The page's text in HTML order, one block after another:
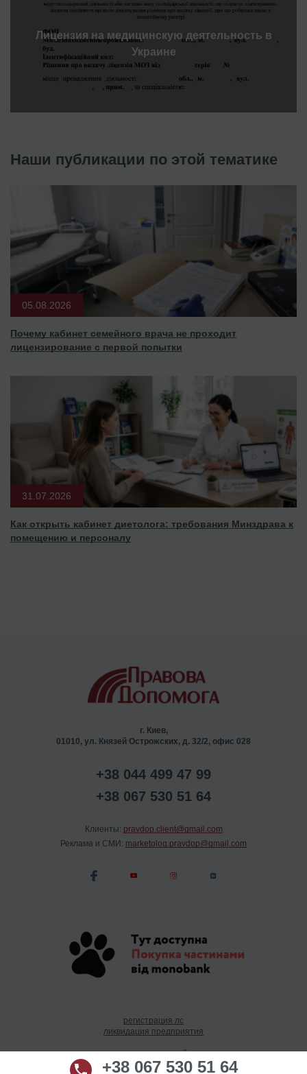
Лицензия на медицинскую деятельность в
Украине
Наши публикации по этой тематике
05.08.2026
Почему кабинет семейного врача не проходит
лицензирование с первой попытки
31.07.2026
Как открыть кабинет диетолога: требования Минздрава к
помещению и персоналу
г. Киев,
01010, ул. Князей Острожских, д. 32/2, офис 028
+38 044 499 47 99
+38 067 530 51 64
Клиенты: pravdop.client@gmail.com
Реклама и СМИ: marketolog.pravdop@gmail.com
регистрация лс
ликвидация предприятия
лицензирование коллекторской деятельности
+38 067 530 51 64